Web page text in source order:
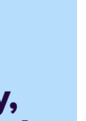
los
Chrome,
más
seguridad,